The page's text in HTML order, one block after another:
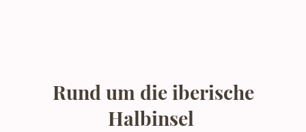
Rund um die iberische
Halbinsel